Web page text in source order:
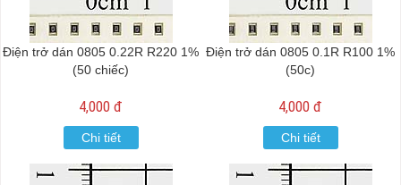
Điện trở dán 0805 0.22R R220 1%
(50 chiếc)
4,000 đ
Chi tiết
Điện trở dán 0805 0.1R R100 1%
(50c)
4,000 đ
Chi tiết